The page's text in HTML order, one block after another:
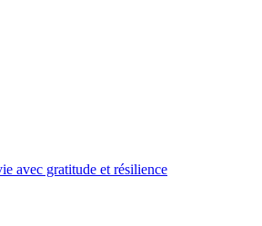
avec gratitude et résilience